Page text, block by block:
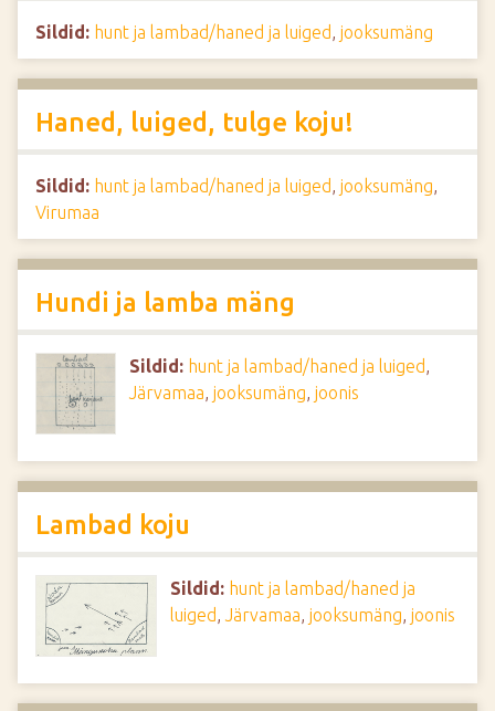
Sildid: hunt ja lambad/haned ja luiged, jooksumäng
Haned, luiged, tulge koju!
Sildid: hunt ja lambad/haned ja luiged, jooksumäng,
Virumaa
Hundi ja lamba mäng
Sildid: hunt ja lambad/haned ja luiged,
Järvamaa, jooksumäng, joonis
Lambad koju
Sildid: hunt ja lambad/haned ja
luiged,Järvamaa,jooksumäng,joonis